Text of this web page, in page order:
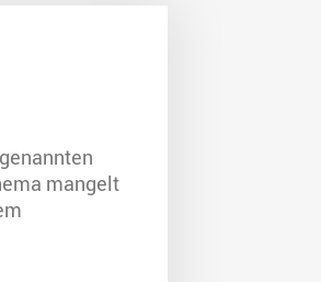
mangelt